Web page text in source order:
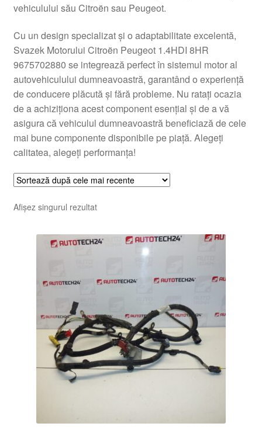
Termeni si conditii
vehiculului său Citroën sau Peugeot.
Cu un design specializat și o adaptabilitate excelentă,
Svazek Motorului Citroën Peugeot 1.4HDI 8HR
9675702880 se integrează perfect în sistemul motor al
autovehiculului dumneavoastră, garantând o experiență
de conducere plăcută și fără probleme. Nu ratați ocazia
de a achiziționa acest component esențial și de a vă
asigura că vehiculul dumneavoastră beneficiază de cele
mai bune componente disponibile pe piață. Alegeți
calitatea, alegeți performanța!
Afișez singurul rezultat